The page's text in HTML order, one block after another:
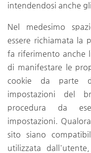
intendendosi anche
Nel medesimo
essere richiamata la
fa riferimento anche
di manifestare le
cookie da parte
impostazioni del
procedura da
impostazioni.
sito siano
utilizzata